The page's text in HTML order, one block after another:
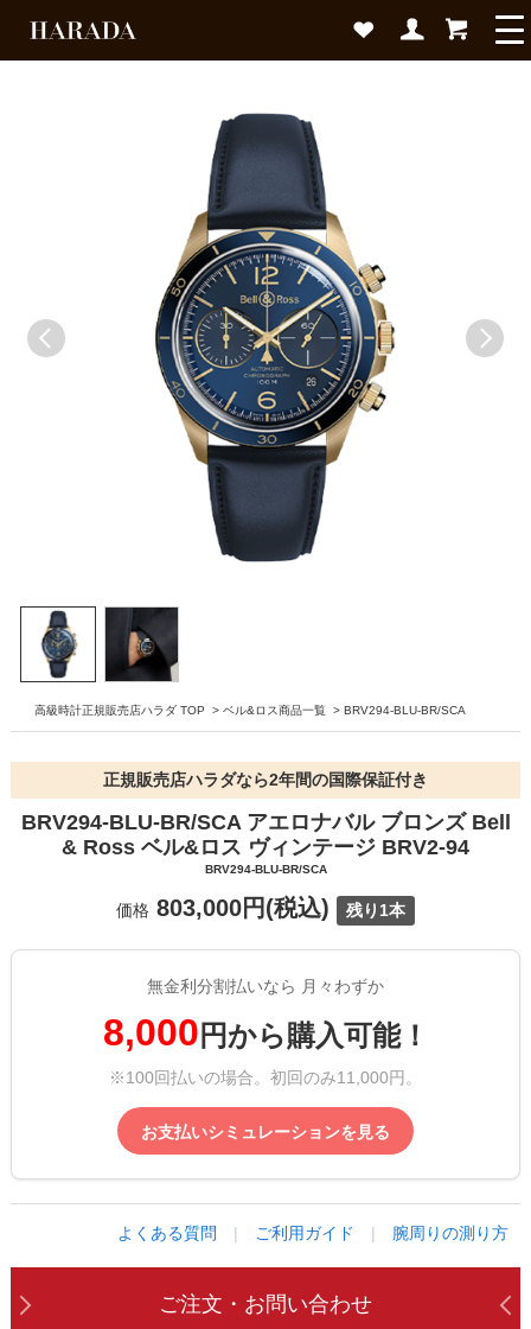
高級時計正規販売店ハラダ TOP > ベル&ロス商品一覧 > BRV294-BLU-BR/SCA
正規販売店ハラダなら2年間の国際保証付き
BRV294-BLU-BR/SCA アエロナバル ブロンズ Bell
& Ross ベル&ロス ヴィンテージ BRV2-94
BRV294-BLU-BR/SCA
価格 803,000円(税込) 残り1本
無金利分割払いなら 月々わずか
8,000 円から購入可能！
※100回払いの場合。初回のみ11,000円。
お支払いシミュレーションを見る
よくある質問 | ご利用ガイド | 腕周りの測り方
ご注文・お問い合わせ